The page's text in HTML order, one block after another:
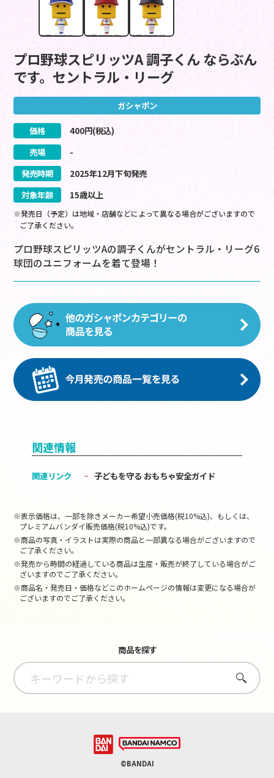
プロ野球スピリッツA 調子くん ならぶん
です。セントラル・リーグ
ガシャポン
価格 400円(税込)
売場
-
発売時期
2025年12月下旬発売
対象年齢
15歳以上
※発売日（予定）は地域・店舗などによって異なる場合がございますので
ご了承ください。
プロ野球スピリッツAの調子くんがセントラル・リーグ6
球団のユニフォームを着て登場！
関連情報
関連リンク 子どもを守る おもちゃ安全ガイド
※表示価格は、一部を除きメーカー希望小売価格(税10%込)、もしくは、
プレミアムバンダイ販売価格(税10%込)です。
※商品の写真・イラストは実際の商品と一部異なる場合がございますので
ご了承ください。
※発売から時間の経過している商品は生産・販売が終了している場合がご
ざいますのでご了承ください。
※商品名・発売日・価格などこのホームページの情報は変更になる場合が
ございますのでご了承ください。
商品を探す
さがす
©BANDAI